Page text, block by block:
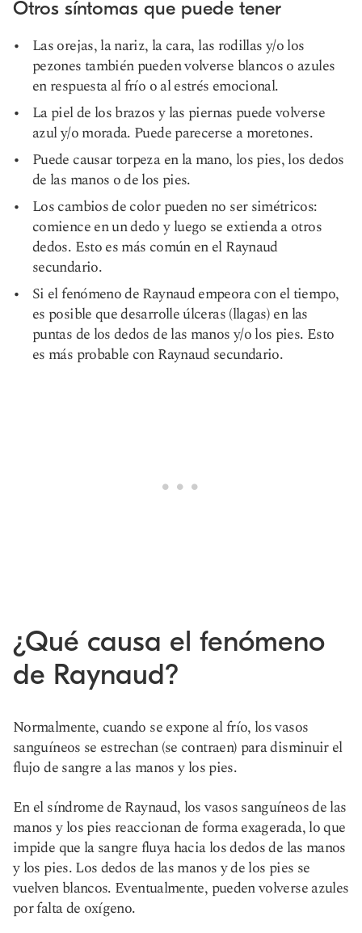
Otros síntomas que puede tener
Las orejas, la nariz, la cara, las rodillas y/o los
pezones también pueden volverse blancos o azules
en respuesta al frío o al estrés emocional.
La piel de los brazos y las piernas puede volverse
azul y/o morada. Puede parecerse a moretones.
Puede causar torpeza en la mano, los pies, los dedos
de las manos o de los pies.
Los cambios de color pueden no ser simétricos:
comience en un dedo y luego se extienda a otros
dedos. Esto es más común en el Raynaud
secundario.
Si el fenómeno de Raynaud empeora con el tiempo,
es posible que desarrolle úlceras (llagas) en las
puntas de los dedos de las manos y/o los pies. Esto
es más probable con Raynaud secundario.
¿Qué causa el fenómeno
de Raynaud?
Normalmente, cuando se expone al frío, los vasos
sanguíneos se estrechan (se contraen) para disminuir el
flujo de sangre a las manos y los pies.
En el síndrome de Raynaud, los vasos sanguíneos de las
manos y los pies reaccionan de forma exagerada, lo que
impide que la sangre fluya hacia los dedos de las manos
y los pies. Los dedos de las manos y de los pies se
vuelven blancos. Eventualmente, pueden volverse azules
por falta de oxígeno.